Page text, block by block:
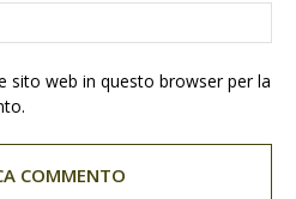
sito web in questo browser per la